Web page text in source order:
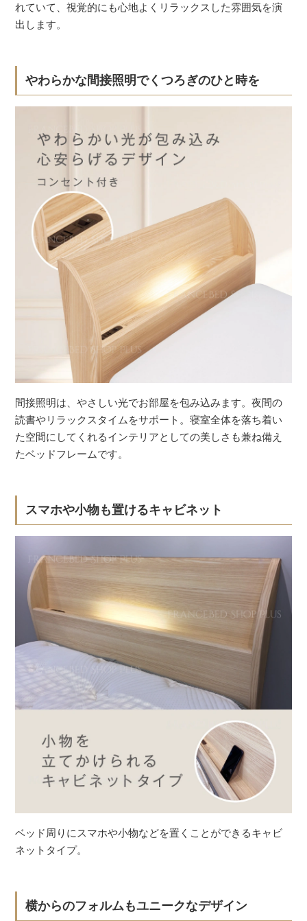
れていて、視覚的にも心地よくリラックスした雰囲気を演
出します。
やわらかな間接照明でくつろぎのひと時を
間接照明は、やさしい光でお部屋を包み込みます。夜間の
読書やリラックスタイムをサポート。寝室全体を落ち着い
た空間にしてくれるインテリアとしての美しさも兼ね備え
たベッドフレームです。
スマホや小物も置けるキャビネット
ベッド周りにスマホや小物などを置くことができるキャビ
ネットタイプ。
横からのフォルムもユニークなデザイン